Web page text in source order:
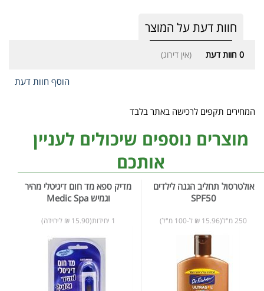
חוות דעת על המוצר
0 חוות דעת (אין דירוג)
הוסף חוות דעת
המחירים תקפים לרכישה באתר בלבד
מוצרים נוספים שיכולים לעניין
אותכם
אולטרסול תחליב הגנה לילדים
SPF50
250 מ"ל(15.96 ₪ ל-100 מ"ל)
מדיק ספא מד חום דיגיטלי מהיר
וגמיש Medic Spa
1 יחידות(15.90 ₪ ליחידה)